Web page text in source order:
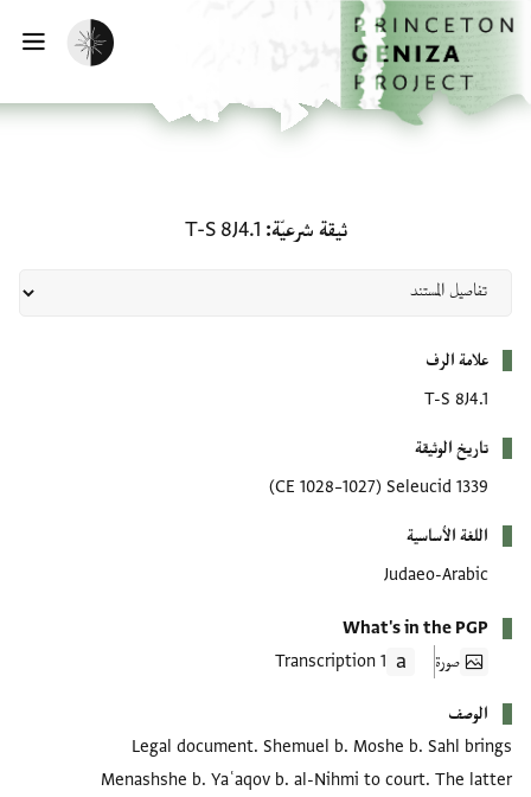
إلى المحتوى الرئيسي
الرئيسية
تفعيل الوضع المظلم
ثيقة شرعيّة T-S 8J4.1
علامة الرف
T-S 8J4.1
تاريخ الوثيقة
1339 Seleucid
(1027–1028 CE)
اللغة الأساسية
Judaeo-Arabic
What's in the PGP
صورة
1 Transcription
الوصف
Legal document. Shemuel b. Moshe b. Sahl brings
Menashshe b. Yaʿaqov b. al-Nihmi to court. The latter